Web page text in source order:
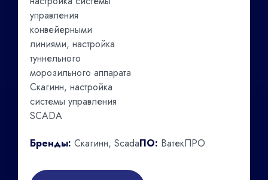
управления
конвейерными
линиями, настройка
туннельного
морозильного аппарата
Скагинн, настройка
системы управления
SCADA
Бренды: Скагинн, ScadaПО: ВатекПРО